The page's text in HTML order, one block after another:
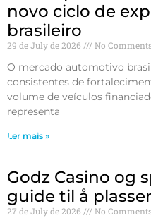
novo ciclo de
brasileiro
29 de July de 2026 No
O mercado automotivo
consistentes de
volume de veículos
representa
Ler mais »
Godz Casino og
guide til å
27 de July de 2026 No